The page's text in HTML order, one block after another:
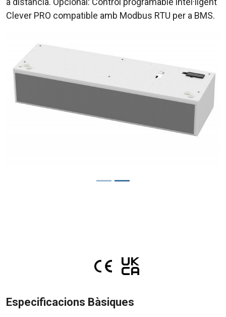
Clever PRO compatible amb Modbus RTU per a BMS.
Especificacions Bàsiques